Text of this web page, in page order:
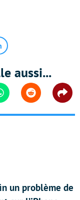
aussi...
Reddit
un problème de